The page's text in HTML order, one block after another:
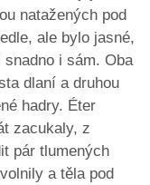
natažených pod
ale bylo jasné,
i sám. Oba
dlaní a druhou
hadry. Éter
zacukaly, z
pár tlumených
a těla pod